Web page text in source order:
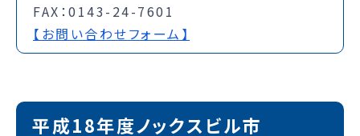
FAX：0143-24-7601
【お問い合わせフォーム】
平成18年度ノックスビル市